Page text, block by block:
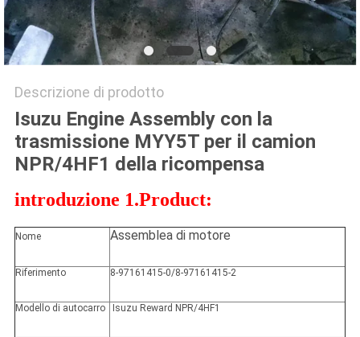
Descrizione di prodotto
Isuzu Engine Assembly con la
trasmissione MYY5T per il camion
NPR/4HF1 della ricompensa
introduzione 1.Product:
Nome Assemblea di motore
Riferimento 8-97161415-0/8-97161415-2
Modello di autocarro Isuzu Reward NPR/4HF1